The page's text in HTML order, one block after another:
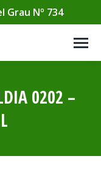
Grau Nº 734
0202 –